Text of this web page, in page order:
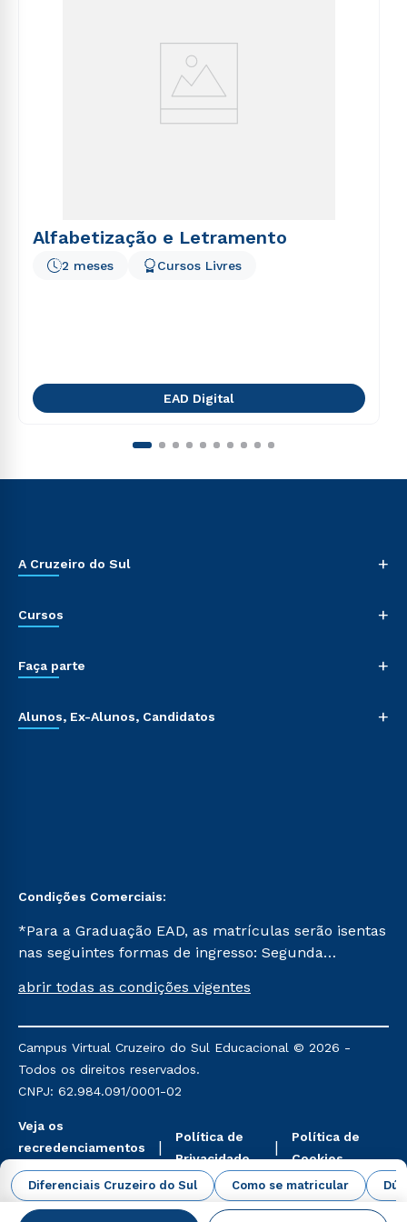
Diferenciais Cruzeiro do Sul Como se matricular
Alfabetização e Letramento
2 meses Cursos Livres
EAD Digital
A Cruzeiro do Sul +
Cursos +
Faça parte +
Alunos, Ex-Alunos, Candidatos +
Condições Comerciais:
*Para a Graduação EAD, as matrículas serão isentas
nas seguintes formas de ingresso: Segunda
Já para as demais, a taxa de matrícula será de R$
mencionadas são referentes aos cursos: Ensino
Religioso, Geografia para a Docência e Metodologia
do Ensino de História: Questões Atuais.
abrir todas as condições vigentes
Campus Virtual Cruzeiro do Sul Educacional © 2026 -
Todos os direitos reservados.
CNPJ: 62.984.091/0001-02
Veja os
recredenciamentos
aqui
Política de
Privacidade
Política de
Cookies